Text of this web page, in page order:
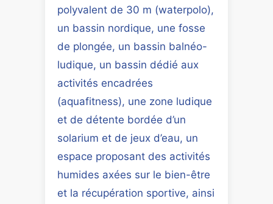
polyvalent de 30 m (waterpolo),
un bassin nordique, une fosse
de plongée, un bassin balnéo-
ludique, un bassin dédié aux
activités encadrées
(aquafitness), une zone ludique
et de détente bordée d’un
solarium et de jeux d’eau, un
espace proposant des activités
humides axées sur le bien-être
et la récupération sportive, ainsi